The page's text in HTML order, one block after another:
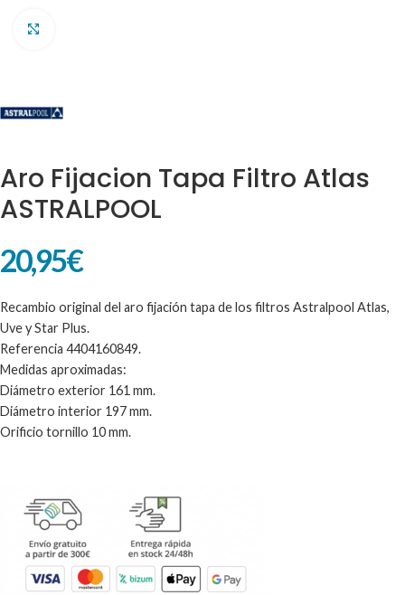
Aro Fijacion Tapa Filtro Atlas
ASTRALPOOL
20,95€
Recambio original del aro fijación tapa de los filtros Astralpool Atlas,
Uve y Star Plus.
Referencia 4404160849.
Medidas aproximadas:
Diámetro exterior 161 mm.
Diámetro interior 197 mm.
Orificio tornillo 10 mm.